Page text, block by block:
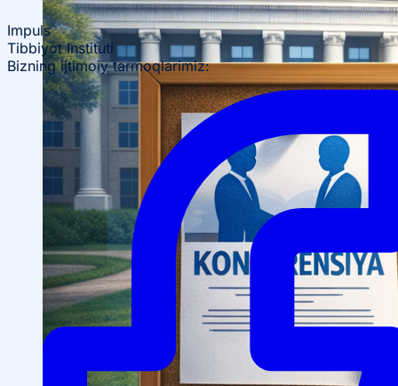
OTM tuzilmasi
Institut prezidenti murojaatiImpuls Tibbiyot Instituti
TarixiMissiya va kelajakdagi maqsad
Boshqaruv
kengashiAkkreditatsiya va litsenziyalarMe’yoriy
hujjatlar
Talabalar uchun ma’lumotlar
Tayyorlov kurslari
Xorijiy abituriyentlar uchun Savol-javob (FAQ)
Impuls
Tibbiyot Instituti
Bizning ijtimoiy tarmoqlarimiz: